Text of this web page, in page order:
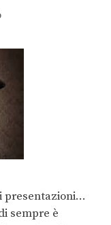
presentazioni…
sempre è